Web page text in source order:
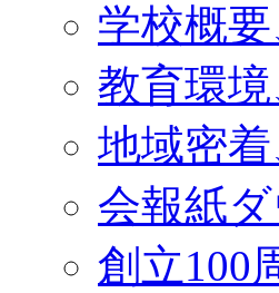
学校概
教育環
地域密
会報紙
創立100